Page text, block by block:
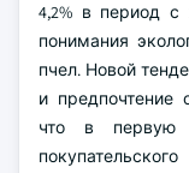
4,2% в период с
понимания
пчел. Новой
и предпочтение
что в первую